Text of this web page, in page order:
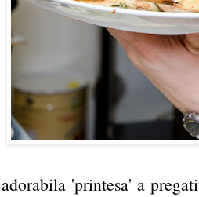
'printesa' a